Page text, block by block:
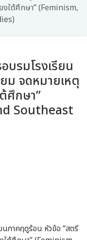
งใต้ศึกษา” (Feminism,
บรมโรงเรียน
ม จดหมายเหตุ
ศึกษา”
Southeast